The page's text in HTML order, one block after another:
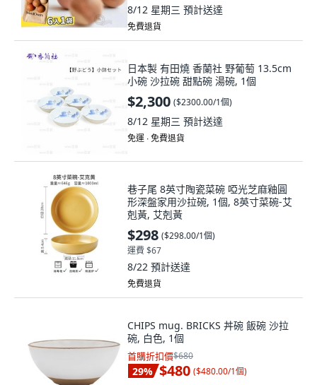
8/12 星期三 預計送達
免費退貨
日本製 有田燒 香蘭社 野葡萄 13.5cm
小碗 沙拉碗 甜點碗 湯碗, 1個
$2,300 ($2300.00/1個)
8/12 星期三 預計送達
免運 ∙ 免費退貨
巷子尾 8英寸陶瓷菜碗 啞光芝麻釉圓
形深盤家用沙拉碗, 1個, 8英寸菜碗-艾
剋黃, 艾剋黃
$298 ($298.00/1個)
運費 $67
8/22 預計送達
免費退貨
CHIPS mug. BRICKS 丼碗 飯碗 沙拉
碗, 白色, 1個
首購折扣價$680
29% $480 ($480.00/1個)